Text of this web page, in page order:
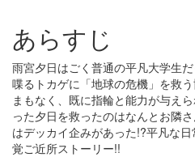
あらすじ
雨宮夕日はごく普通の平凡大学生
喋るトカゲに「地球の危機」を救
まもなく、既に指輪と能力が与え
った夕日を救ったのはなんとお隣
はデッカイ企みがあった!?平凡な
覚ご近所ストーリー!!